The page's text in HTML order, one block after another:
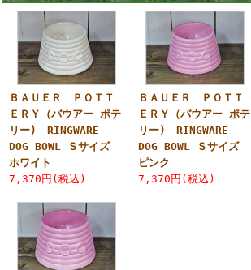
ＢＡＵＥＲ ＰＯＴＴ
ＥＲＹ（バウアー ポテ
リー) RINGWARE
DOG BOWL Ｓサイズ
ホワイト
7,370円(税込)
ＢＡＵＥＲ ＰＯＴＴ
ＥＲＹ（バウアー ポテ
リー) RINGWARE
DOG BOWL Ｓサイズ
ピンク
7,370円(税込)